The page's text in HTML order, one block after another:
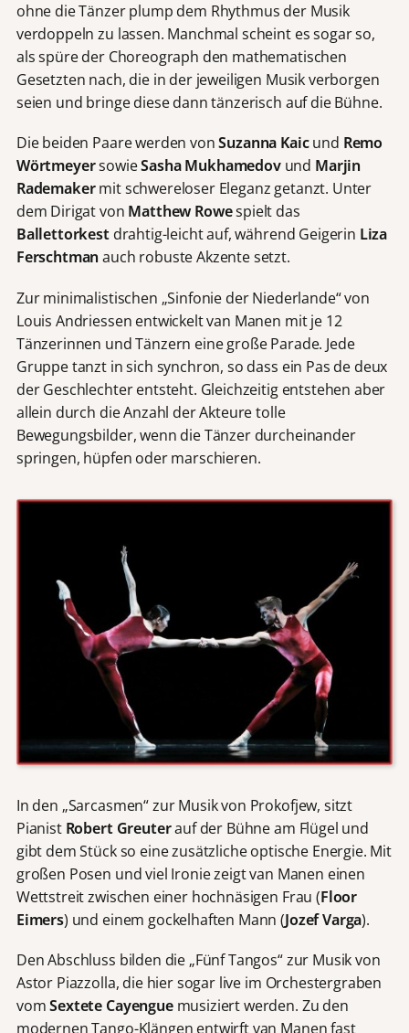
ohne die Tänzer plump dem Rhythmus der Musik
verdoppeln zu lassen. Manchmal scheint es sogar so,
als spüre der Choreograph den mathematischen
Gesetzten nach, die in der jeweiligen Musik verborgen
seien und bringe diese dann tänzerisch auf die Bühne.
Die beiden Paare werden vonSuzanna Kaicund Remo
WörtmeyersowieSasha Mukhamedovund Marjin
Rademakermit schwereloser Eleganz getanzt. Unter
dem Dirigat von Matthew Rowespielt das
Ballettorkestdrahtig-leicht auf, während Geigerin Liza
Ferschtmanauch robuste Akzente setzt.
Zur minimalistischen „Sinfonie der Niederlande“ von
Louis Andriessen entwickelt van Manen mit je 12
Tänzerinnen und Tänzern eine große Parade. Jede
Gruppe tanzt in sich synchron, so dass ein Pas de deux
der Geschlechter entsteht. Gleichzeitig entstehen aber
allein durch die Anzahl der Akteure tolle
Bewegungsbilder, wenn die Tänzer durcheinander
springen, hüpfen oder marschieren.
In den „Sarcasmen“ zur Musik von Prokofjew, sitzt
Pianist Robert Greuterauf der Bühne am Flügel und
gibt dem Stück so eine zusätzliche optische Energie. Mit
großen Posen und viel Ironie zeigt van Manen einen
Wettstreit zwischen einer hochnäsigen Frau (Floor
Eimers) und einem gockelhaften Mann (Jozef Varga).
Den Abschluss bilden die „Fünf Tangos“ zur Musik von
Astor Piazzolla, die hier sogar live im Orchestergraben
vomSextete Cayenguemusiziert werden. Zu den
modernen Tango-Klängen entwirft van Manen fast